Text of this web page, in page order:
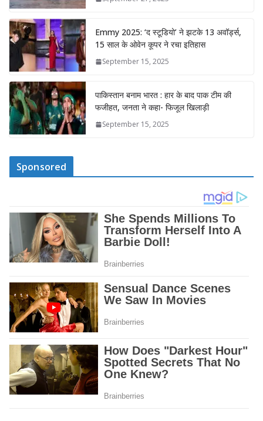
Emmy 2025: ‘द स्टूडियो’ ने झटके 13 अवॉर्ड्स,
15 साल के ओवेन कूपर ने रचा इतिहास
September 15, 2025
पाकिस्तान बनाम भारत : हार के बाद पाक टीम की
फजीहत, जनता ने कहा- फिजूल खिलाड़ी
September 15, 2025
Sponsored